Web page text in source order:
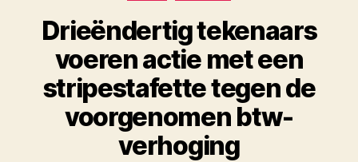
Drieëndertig tekenaars
voeren actie met een
stripestafette tegen de
voorgenomen btw-
verhoging